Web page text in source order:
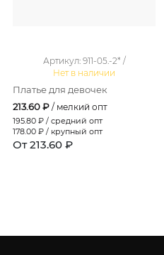
Артикул: 911-05.-2* /
Нет в наличии
Платье для девочек
213.60 ₽ / мелкий опт
195.80 ₽ / средний опт
178.00 ₽ / крупный опт
От 213.60 ₽